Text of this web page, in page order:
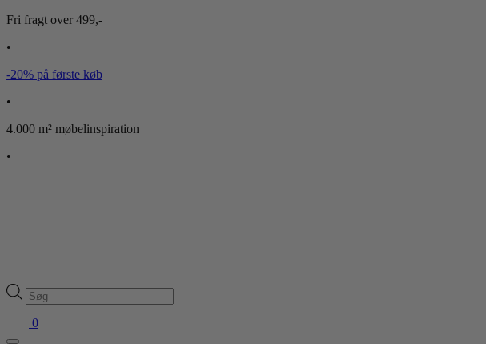
Fri fragt over 499,-
•
-20% på første køb
•
4.000 m² møbelinspiration
•
Products
search
0